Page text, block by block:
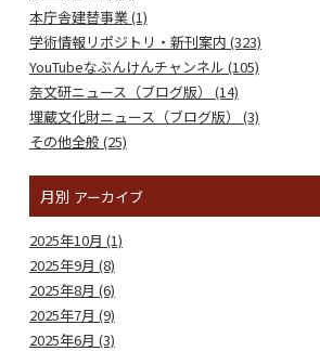
本庁舎建替事業 (1)
学術情報リポジトリ・新刊案内 (323)
YouTubeなぶんけんチャンネル (105)
奈文研ニュース（ブログ版） (14)
埋蔵文化財ニュース（ブログ版） (3)
その他全般 (25)
月別 アーカイブ
2025年10月 (1)
2025年9月 (8)
2025年8月 (6)
2025年7月 (9)
2025年6月 (3)